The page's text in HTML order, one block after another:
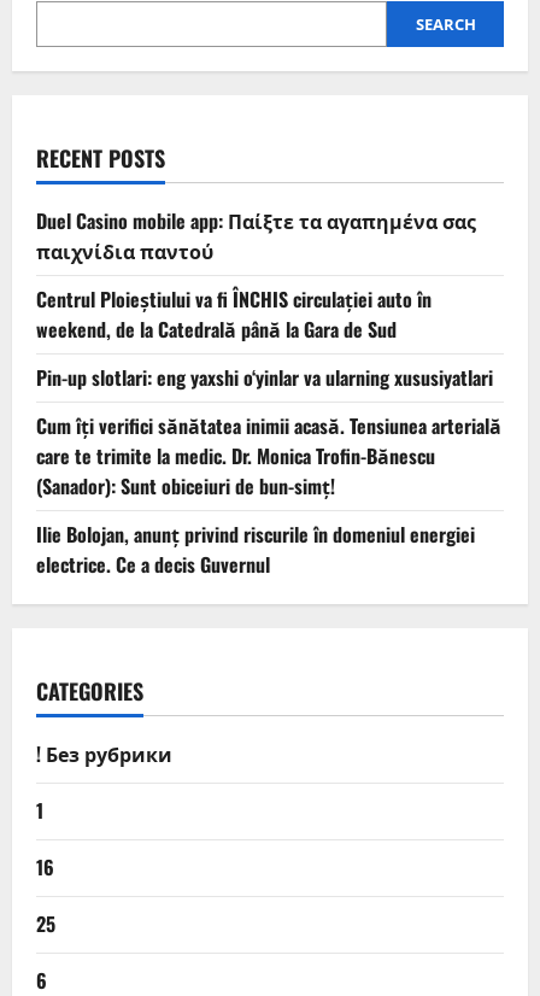
SEARCH
RECENT POSTS
Duel Casino mobile app: Παίξτε τα αγαπημένα σας
παιχνίδια παντού
Centrul Ploieștiului va fi ÎNCHIS circulației auto în
weekend, de la Catedrală până la Gara de Sud
Pin-up slotlari: eng yaxshi o‘yinlar va ularning xususiyatlari
Cum îți verifici sănătatea inimii acasă. Tensiunea arterială
care te trimite la medic. Dr. Monica Trofin-Bănescu
(Sanador): Sunt obiceiuri de bun-simț!
Ilie Bolojan, anunț privind riscurile în domeniul energiei
electrice. Ce a decis Guvernul
CATEGORIES
! Без рубрики
1
16
25
6